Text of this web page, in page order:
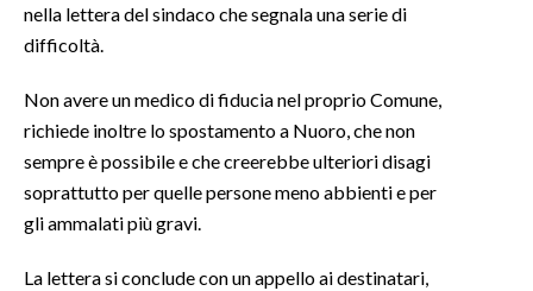
nella lettera del sindaco che segnala una serie di
difficoltà.
Non avere un medico di fiducia nel proprio Comune,
richiede inoltre lo spostamento a Nuoro, che non
sempre è possibile e che creerebbe ulteriori disagi
soprattutto per quelle persone meno abbienti e per
gli ammalati più gravi.
La lettera si conclude con un appello ai destinatari,